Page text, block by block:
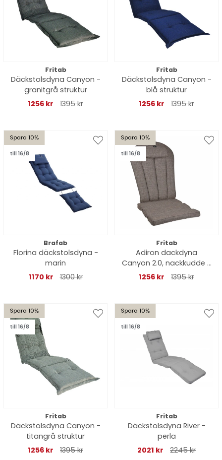
Fritab
Däckstolsdyna Canyon -
granitgrå struktur
1256 kr
1395 kr
Fritab
Däckstolsdyna Canyon -
blå struktur
1256 kr
1395 kr
Spara 10%
till 16/8
Brafab
Florina däckstolsdyna -
marin
1170 kr
1300 kr
Spara 10%
till 16/8
Fritab
Adiron dackdyna
Canyon 2.0, nackkudde -
kastanj
1256 kr 1395 kr
Spara 10%
till 16/8
Fritab
Däckstolsdyna Canyon -
titangrå struktur
1256 kr
1395 kr
Spara 10%
till 16/8
Fritab
Däckstolsdyna River -
perla
2021 kr
2245 kr